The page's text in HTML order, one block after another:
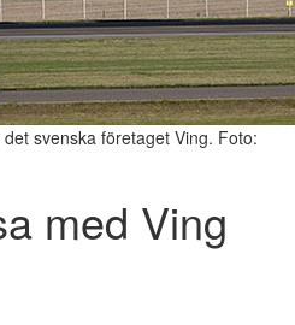
svenska företaget Ving. Foto:
med Ving